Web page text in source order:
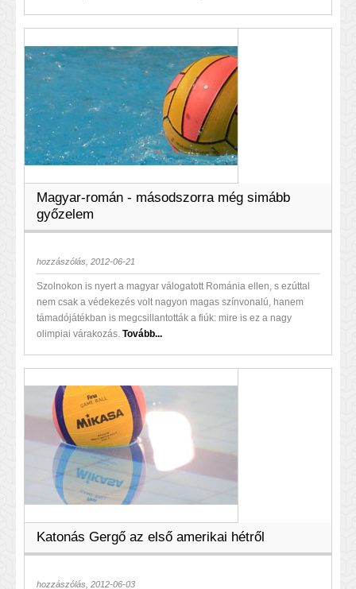
Magyar-román - másodszorra még simább
győzelem
hozzászólás, 2012-06-21
Szolnokon is nyert a magyar válogatott Románia ellen, s ezúttal
nem csak a védekezés volt nagyon magas színvonalú, hanem
támadójátékban is megcsillantották a fiúk: mire is ez a nagy
olimpiai várakozás. Tovább...
Katonás Gergő az első amerikai hétről
hozzászólás, 2012-06-03